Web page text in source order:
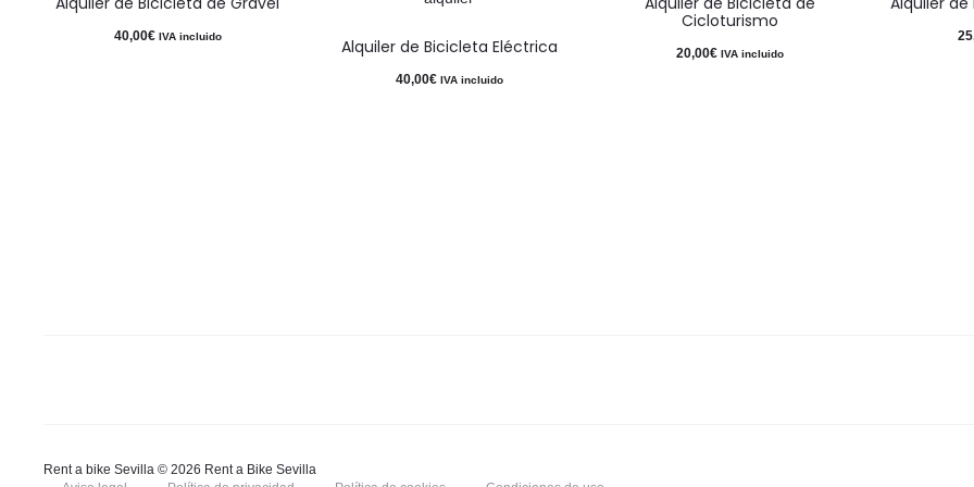
40,00€ IVA incluido Alquiler de Bicicleta Eléctrica
40,00€ IVA incluido
Cicloturismo
20,00€ IVA incluido
Rent a bike Sevilla © 2026 Rent a Bike Sevilla